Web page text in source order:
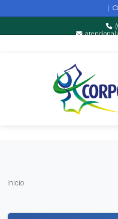
Saltar al contenido
|
Inicio